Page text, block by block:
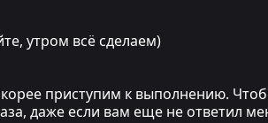
утром всё сделаем)
приступим к выполнению.
даже если вам еще не ответил